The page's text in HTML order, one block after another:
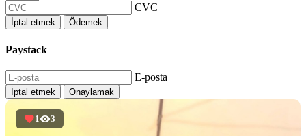
CVC
İptal etmek Ödemek
Paystack
E-posta
İptal etmek Onaylamak
1 3